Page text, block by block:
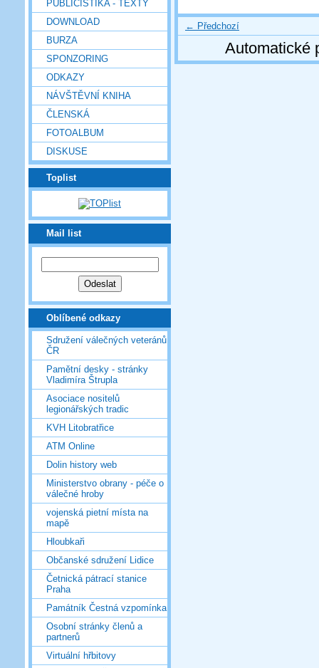
PUBLICISTIKA - TEXTY
DOWNLOAD
BURZA
SPONZORING
ODKAZY
NÁVŠTĚVNÍ KNIHA
ČLENSKÁ
FOTOALBUM
DISKUSE
Toplist
Mail list
Oblíbené odkazy
Sdružení válečných veteránů
ČR
Pamětní desky - stránky
Vladimíra Štrupla
Asociace nositelů
legionářských tradic
KVH Litobratřice
ATM Online
Dolin history web
Ministerstvo obrany - péče o
válečné hroby
vojenská pietní místa na
mapě
Hloubkaři
Občanské sdružení Lidice
Četnická pátrací stanice
Praha
Památník Čestná vzpomínka
Osobní stránky členů a
partnerů
Virtuální hřbitovy
← Předchozí
Automatické